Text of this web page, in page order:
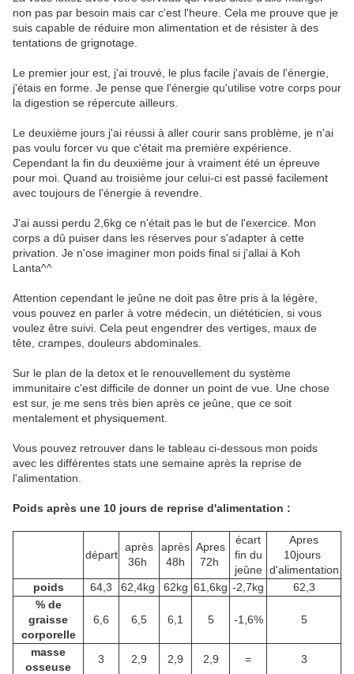
non pas par besoin mais car c'est l'heure. Cela me prouve que je
suis capable de réduire mon alimentation et de résister à des
tentations de grignotage.
Le premier jour est, j'ai trouvé, le plus facile j'avais de l'énergie,
j'étais en forme. Je pense que l'énergie qu'utilise votre corps pour
la digestion se répercute ailleurs.
Le deuxième jours j'ai réussi à aller courir sans problème, je n'ai
pas voulu forcer vu que c'était ma première expérience.
Cependant la fin du deuxième jour à vraiment été un épreuve
pour moi. Quand au troisième jour celui-ci est passé facilement
avec toujours de l'énergie à revendre.
J'ai aussi perdu 2,6kg ce n'était pas le but de l'exercice. Mon
corps a dû puiser dans les réserves pour s'adapter à cette
privation. Je n'ose imaginer mon poids final si j'allai à Koh
Lanta^^
Attention cependant le jeûne ne doit pas être pris à la légère,
vous pouvez en parler à votre médecin, un diététicien, si vous
voulez être suivi. Cela peut engendrer des vertiges, maux de
tête, crampes, douleurs abdominales.
Sur le plan de la detox et le renouvellement du système
immunitaire c'est difficile de donner un point de vue. Une chose
est sur, je me sens très bien après ce jeûne, que ce soit
mentalement et physiquement.
Vous pouvez retrouver dans le tableau ci-dessous mon poids
avec les différentes stats une semaine après la reprise de
l'alimentation.
Poids après une 10 jours de reprise d'alimentation :
départ
après
36h
après
48h
Apres
72h
écart
fin du
jeûne
Apres
10jours
d'alimentation
poids
64,3 62,4kg 62kg 61,6kg -2,7kg
62,3
% de
graisse
corporelle
6,6 6,5 6,1 5 -1,6% 5
masse
osseuse
3 2,9 2,9 2,9 =
3